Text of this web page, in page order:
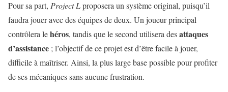
Pour sa part, Project Lproposera un système original, puisqu’il
faudra jouer avec des équipes de deux. Un joueur principal
contrôlera lehéros, tandis que le second utilisera desattaques
d’assistance ; l’objectif de ce projet est d’être facile à jouer,
difficile à maîtriser. Ainsi, la plus large base possible pour profiter
de ses mécaniques sans aucune frustration.